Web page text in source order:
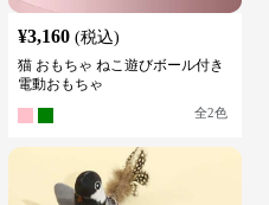
¥3,160 (税込)
猫 おもちゃ ねこ遊びボール付き
電動おもちゃ
全2色